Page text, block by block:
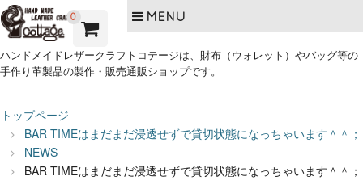
0 MENU
ハンドメイドレザークラフトコテージは、財布（ウォレット）やバッグ等の
手作り革製品の製作・販売通販ショップです。
トップページ
BAR TIMEはまだまだ浸透せずで貸切状態になっちゃいます＾＾；
NEWS
BAR TIMEはまだまだ浸透せずで貸切状態になっちゃいます＾＾；